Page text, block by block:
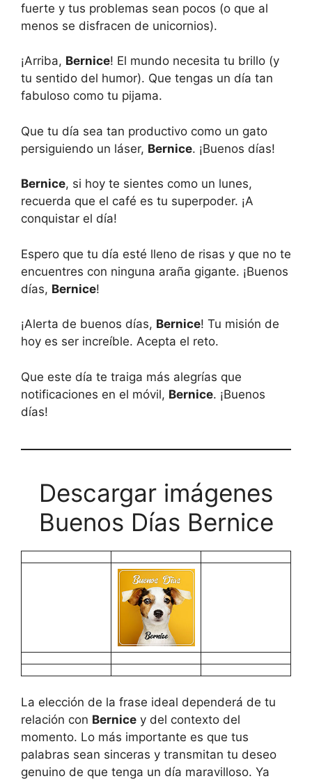
fuerte y tus problemas sean pocos (o que al
menos se disfracen de unicornios).
¡Arriba, Bernice! El mundo necesita tu brillo (y
tu sentido del humor). Que tengas un día tan
fabuloso como tu pijama.
Que tu día sea tan productivo como un gato
persiguiendo un láser, Bernice. ¡Buenos días!
Bernice, si hoy te sientes como un lunes,
recuerda que el café es tu superpoder. ¡A
conquistar el día!
Espero que tu día esté lleno de risas y que no te
encuentres con ninguna araña gigante. ¡Buenos
días, Bernice!
¡Alerta de buenos días, Bernice! Tu misión de
hoy es ser increíble. Acepta el reto.
Que este día te traiga más alegrías que
notificaciones en el móvil, Bernice. ¡Buenos
días!
Descargar imágenes
Buenos Días Bernice
La elección de la frase ideal dependerá de tu
relación con Bernice y del contexto del
momento. Lo más importante es que tus
palabras sean sinceras y transmitan tu deseo
genuino de que tenga un día maravilloso. Ya